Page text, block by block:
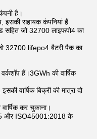
है।
इसकी सहायक कंपनियां हैं
सहित जो 32700 लाइफपो4 का
lifepo4 बैटरी पैक का
हैं।3GWh की वार्षिक
वार्षिक बिक्री की मात्रा दो
कर चुकाना।
और ISO45001:2018 के